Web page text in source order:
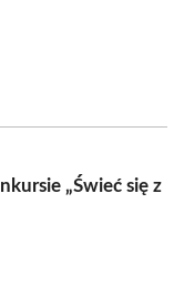
„Świeć się z